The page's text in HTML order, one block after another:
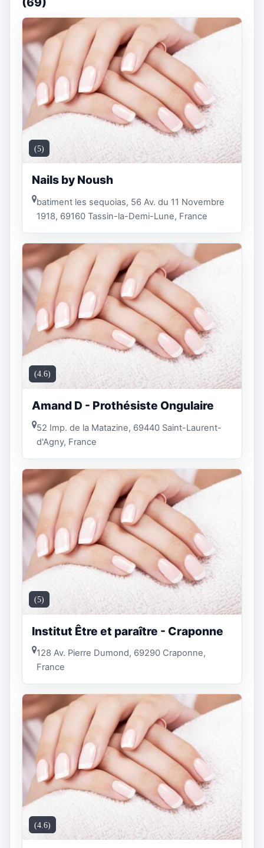
(5)
Nails by Noush
batiment les sequoias, 56 Av. du 11 Novembre
1918, 69160 Tassin-la-Demi-Lune, France
(4.6)
Amand D - Prothésiste Ongulaire
52 Imp. de la Matazine, 69440 Saint-Laurent-
d'Agny, France
(5)
Institut Être et paraître - Craponne
128 Av. Pierre Dumond, 69290 Craponne,
France
(4.6)